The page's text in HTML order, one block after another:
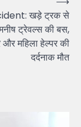
खड़े ट्रक से
ट्रेवल्स की बस,
और महिला हेल्पर की
दर्दनाक मौत